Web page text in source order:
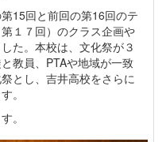
15回と前回の第16回のテ
１７回）のクラス企画や
た。本校は、文化祭が３
教員、PTAや地域が一致
とし、吉井高校をさらに
す。
。